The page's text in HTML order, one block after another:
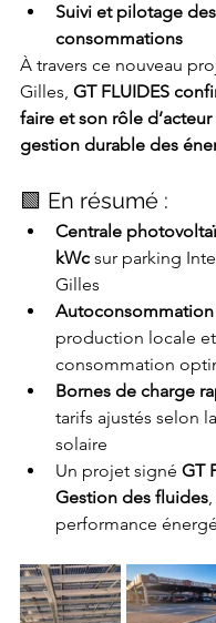
Suivi et pilotage des
consommations
À travers ce nouveau
Gilles, GT FLUIDES
faire et son rôle
gestion durable des
🟩 En résumé :
Centrale
kWc sur parking
Gilles
production locale et
consommation
Bornes de charge
tarifs ajustés selon
solaire
Un projet signé GT
Gestion des fluides
performance